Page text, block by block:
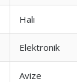
Halı
Elektronik
Avize